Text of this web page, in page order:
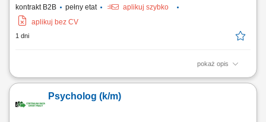
kontrakt B2B
pełny etat
aplikuj szybko
aplikuj bez CV
1 dni
pokaż opis
PRACA ZDALNA Wynagrodzenie do 10.000zł brutto za 160 godzin
umowa o pracę po 3-miesięcznym okresie próbnym na umowie
zlecenie lub działalności. Konieczne wymagania: Dyplom Psychologa
Psycholog (k/m)